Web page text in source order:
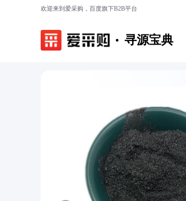
欢迎来到爱采购，百度旗下B2B平台
寻源宝典